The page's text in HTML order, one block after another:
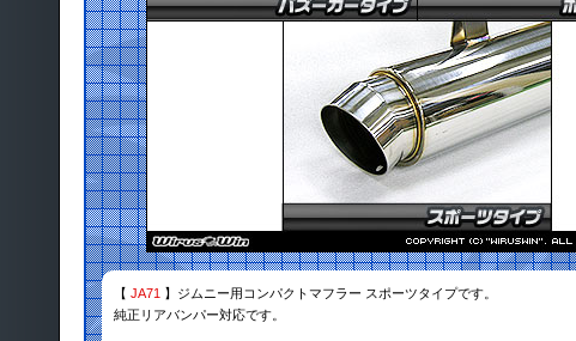
【 JA71 】ジムニー用コンパクトマフラー スポーツタイプです。
純正リアバンパー対応です。